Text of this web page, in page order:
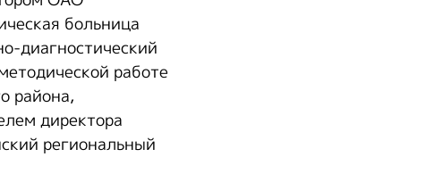
больница
диагностический
работе
района,
директора
региональный